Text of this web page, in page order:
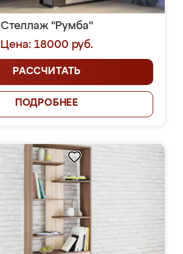
Стеллаж "Румба"
Цена: 18000 руб.
РАССЧИТАТЬ
ПОДРОБНЕЕ